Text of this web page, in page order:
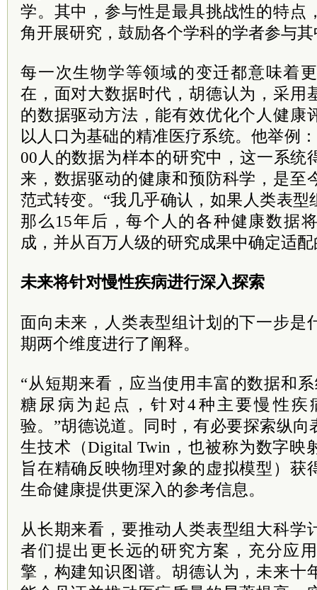
学。其中，参与性是最具挑战性的特点
角开展研究，鼓励各个学科的学者参与
每一次生物学等领域的变迁都意味着
在，面对大数据时代，胡德认为，采用
的数据驱动方法，能有效优化个人健康
以人口为基础的精准医疗系统。他举例
00人的数据为样本的研究中，这一系统
来，数据驱动的健康和预防科学，是至
范式转变。“我几乎确认，如果人类表
那么15年后，每个人的各种健康数据
成，并从百万人级的研究成果中确定适配
未来将针对慢性疾病进行深入探索
面向未来，人类表型组计划的下一步是
期两个维度进行了阐释。
“从短期来看，应当使用丰富的数据和
糖尿病为起点，针对4种主要慢性疾
验。”胡德说道。同时，有必要探索纵
生技术（Digital Twin，也被称为数字映
旨在精确反映物理对象的虚拟模型）获
生命健康提供更深入的参考信息。
从长期来看，要推动人类表型组大科学
者们提出更长远的研究方案，充分应
擎，构建知识图谱。胡德认为，未来十